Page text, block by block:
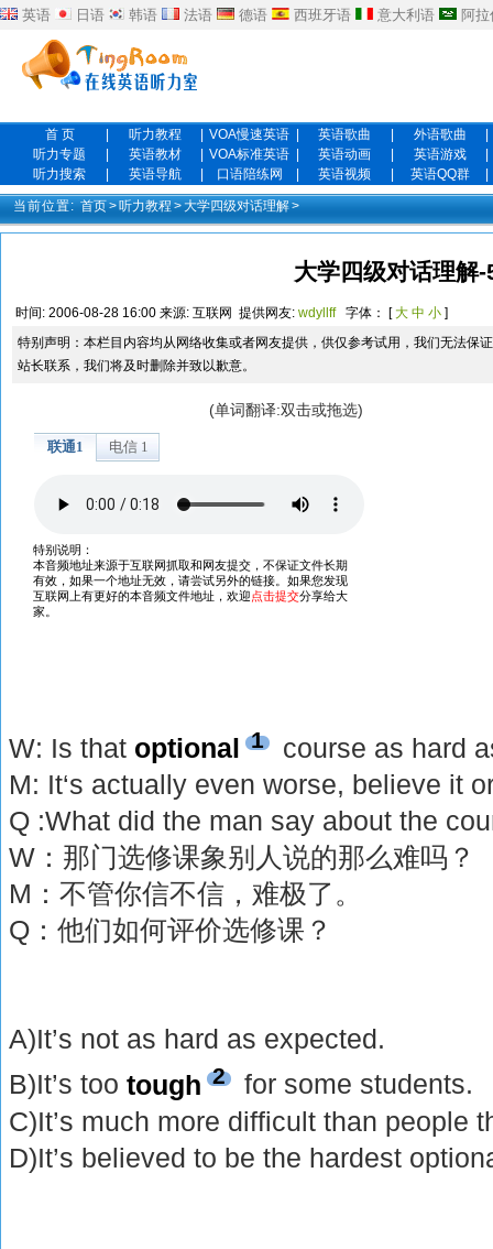
英语 日语 韩语 法语 德语 西班牙语 意大利语 阿
首 页 听力教程 VOA慢速英语 英语歌曲 外语歌曲
听力专题
英语教材 VOA标准英语 英语动画 英语游戏
听力搜索
英语导航 口语陪练网 英语视频 英语QQ群
当前位置: 首页>听力教程 >大学四级对话理解>
大学四级对话理解-
时间: 2006-08-28 16:00 来源: 互联网 提供网友: wdyllff 字体： [大 中 小 ]
特别声明：本栏目内容均从网络收集或者网友提供，供仅参考试用，我们无法保
站长联系，我们将及时删除并致以歉意。
(单词翻译:双击或拖选)
W: Is that optional 1
course as hard
M: It‘s actually even worse, believe it
Q :What did the man say about the
W：那门选修课象别人说的那么难吗？
M：不管你信不信，难极了。
Q：他们如何评价选修课？
A)It’s not as hard as expected.
B)It’s tootough 2
for some students.
C)It’s much more difficult than people
D)It’s believed to be the hardest